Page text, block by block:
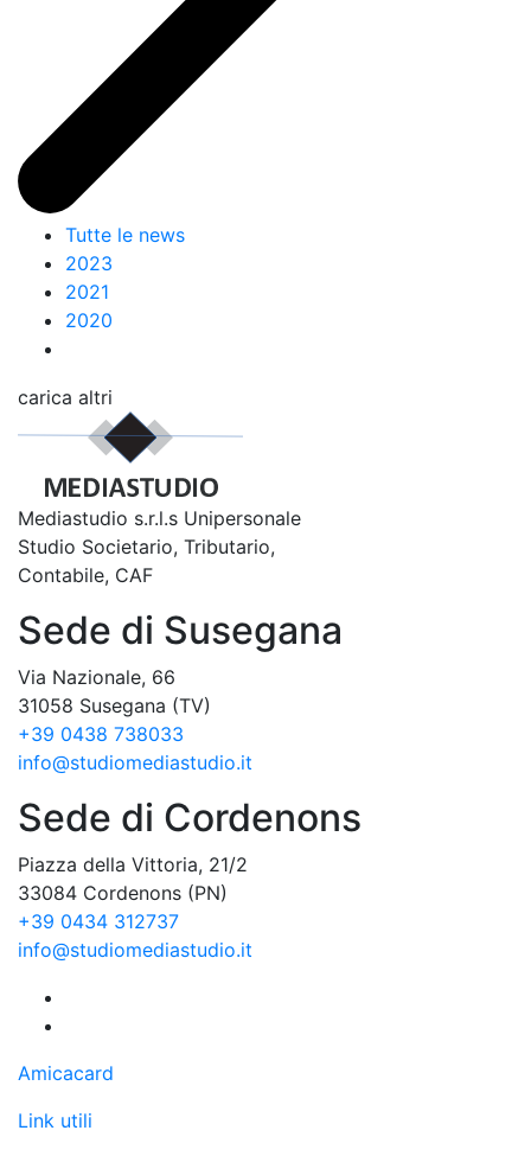
Tutte le news
2023
2021
2020
carica altri
Mediastudio s.r.l.s Unipersonale
Studio Societario, Tributario,
Contabile, CAF
Sede di Susegana
Via Nazionale, 66
31058 Susegana (TV)
+39 0438 738033
info@studiomediastudio.it
Sede di Cordenons
Piazza della Vittoria, 21/2
33084 Cordenons (PN)
+39 0434 312737
info@studiomediastudio.it
Amicacard
Link utili